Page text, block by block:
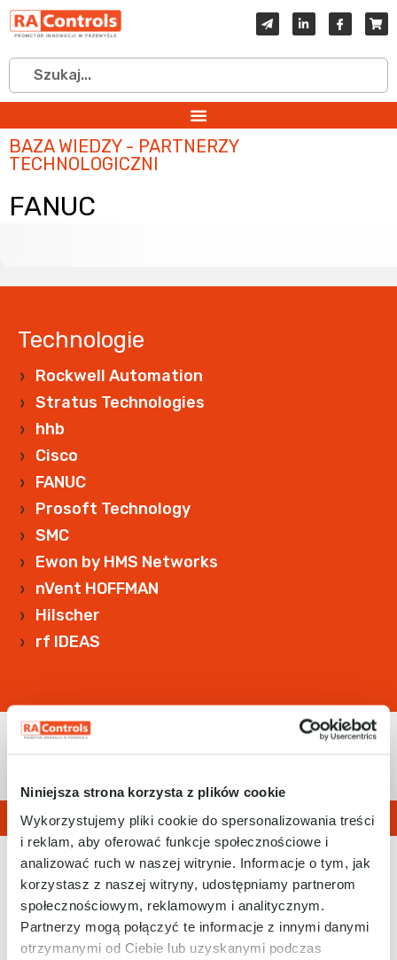
Niniejsza strona korzysta z plików cookie
Wykorzystujemy pliki cookie do spersonalizowania treści
i reklam, aby oferować funkcje społecznościowe i
analizować ruch w naszej witrynie. Informacje o tym, jak
korzystasz z naszej witryny, udostępniamy partnerom
społecznościowym, reklamowym i analitycznym.
Partnerzy mogą połączyć te informacje z innymi danymi
otrzymanymi od Ciebie lub uzyskanymi podczas
BAZA WIEDZY - PARTNERZY
TECHNOLOGICZNI
FANUC
Technologie
Rockwell Automation
Stratus Technologies
hhb
Cisco
FANUC
Prosoft Technology
SMC
Ewon by HMS Networks
nVent HOFFMAN
Hilscher
rf IDEAS